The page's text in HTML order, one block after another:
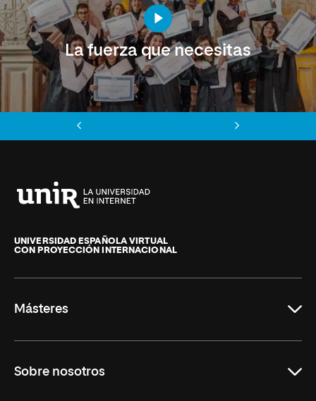
La fuerza que necesitas
de
La
UNIVERSIDAD ESPAÑOLA VIRTUAL
CON PROYECCIÓN INTERNACIONAL
Másteres
Derecho
Sobre nosotros